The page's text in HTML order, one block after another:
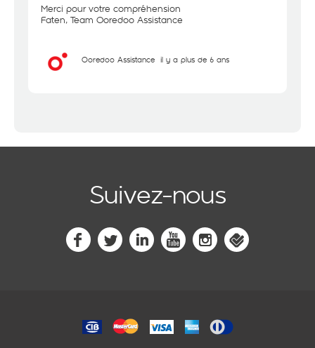
Merci pour votre compréhension
Faten, Team Ooredoo Assistance
Ooredoo Assistance il y a plus de 6 ans
Suivez-nous